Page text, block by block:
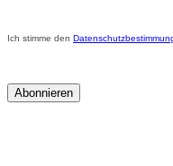
Ich stimme den